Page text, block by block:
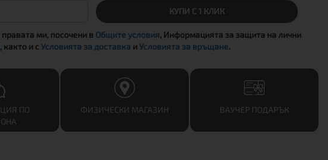
КУПИ С 1 КЛИК
ми, посочени в Общите условия, Информацията за защита на лични
, както и сУсловията за доставка иУсловията за връщане.
ПО
ФИЗИЧЕСКИ МАГАЗИН ВАУЧЕР ПОДАРЪК